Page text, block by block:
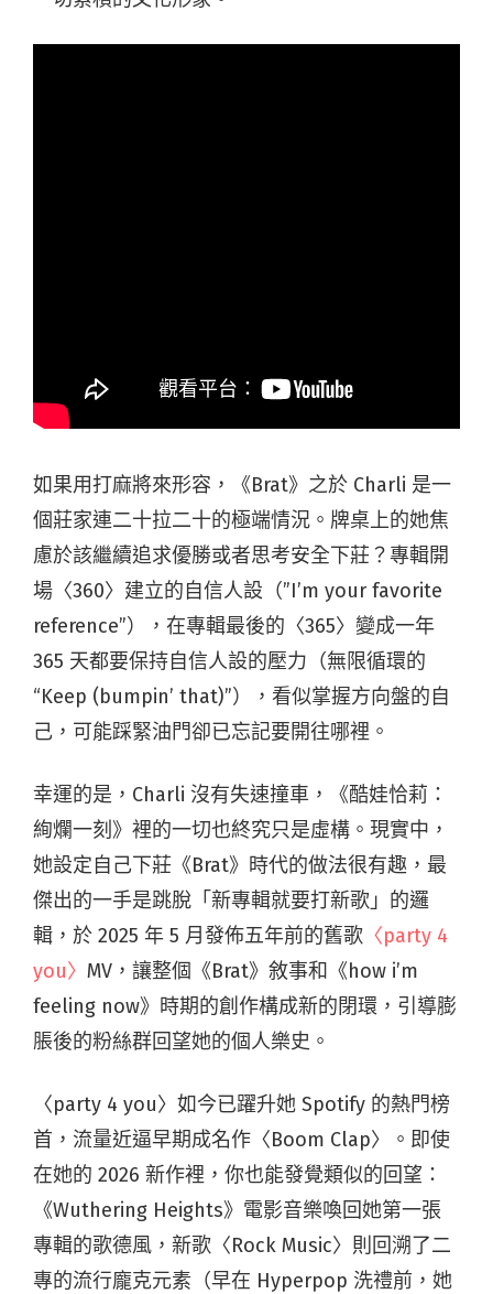
如果用打麻將來形容，《Brat》之於 Charli 是一
個莊家連二十拉二十的極端情況。牌桌上的她焦
慮於該繼續追求優勝或者思考安全下莊？專輯開
場〈360〉建立的自信人設（”I’m your favorite
reference”），在專輯最後的〈365〉變成一年
365 天都要保持自信人設的壓力（無限循環的
“Keep (bumpin’ that)”），看似掌握方向盤的自
己，可能踩緊油門卻已忘記要開往哪裡。
幸運的是，Charli 沒有失速撞車，《酷娃恰莉：
絢爛一刻》裡的一切也終究只是虛構。現實中，
她設定自己下莊《Brat》時代的做法很有趣，最
傑出的一手是跳脫「新專輯就要打新歌」的邏
輯，於 2025 年 5 月發佈五年前的舊歌 〈party 4
you〉 MV，讓整個《Brat》敘事和《how i’m
feeling now》時期的創作構成新的閉環，引導膨
脹後的粉絲群回望她的個人樂史。
〈party 4 you〉如今已躍升她 Spotify 的熱門榜
首，流量近逼早期成名作〈Boom Clap〉。即使
在她的 2026 新作裡，你也能發覺類似的回望：
《Wuthering Heights》電影音樂喚回她第一張
專輯的歌德風，新歌〈Rock Music〉則回溯了二
專的流行龐克元素（早在 Hyperpop 洗禮前，她